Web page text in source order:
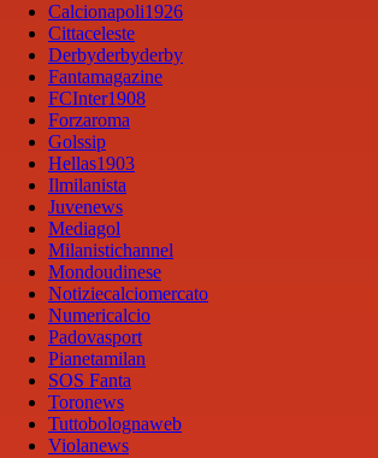
Calcionapoli1926
Cittaceleste
Derbyderbyderby
Fantamagazine
FCInter1908
Forzaroma
Golssip
Hellas1903
Ilmilanista
Juvenews
Mediagol
Milanistichannel
Mondoudinese
Notiziecalciomercato
Numericalcio
Padovasport
Pianetamilan
SOS Fanta
Toronews
Tuttobolognaweb
Violanews